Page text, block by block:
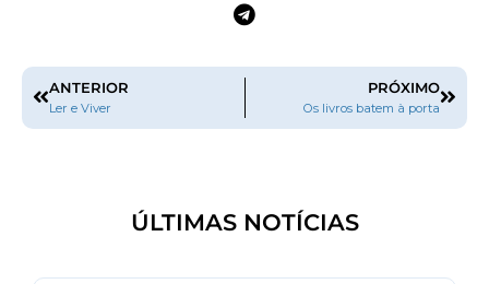
ANTERIOR
Ler e Viver
PRÓXIMO
Os livros batem à porta
ÚLTIMAS NOTÍCIAS